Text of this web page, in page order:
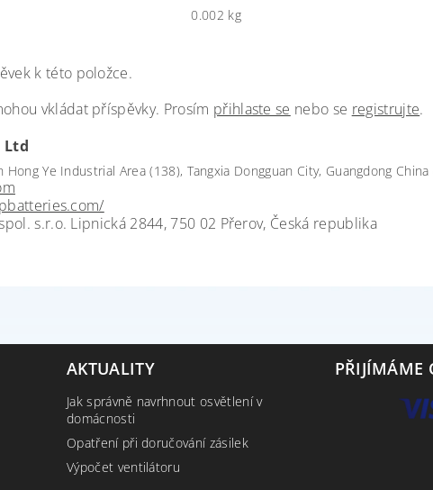
0.002 kg
k této položce.
vkládat příspěvky. Prosím přihlaste se nebo se registrujte.
Ltd
Ye Industrial Area (138), Tangxia Dongguan City, Guangdong
s.r.o. Lipnická 2844, 750 02 Přerov, Česká republika
AKTUALITY
Jak správně navrhnout osvětlení v
domácnosti
Opatření při doručování zásilek
Výpočet ventilátoru
PŘIJÍMÁME